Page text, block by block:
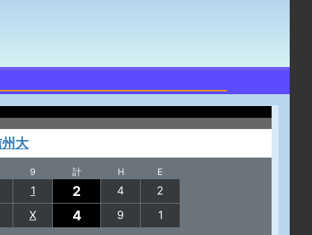
大
9 計 H E
1 2 4
2
X
4 9 1